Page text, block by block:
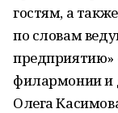
гостям, а
по словам
предприятию»
филармонии и
Олега